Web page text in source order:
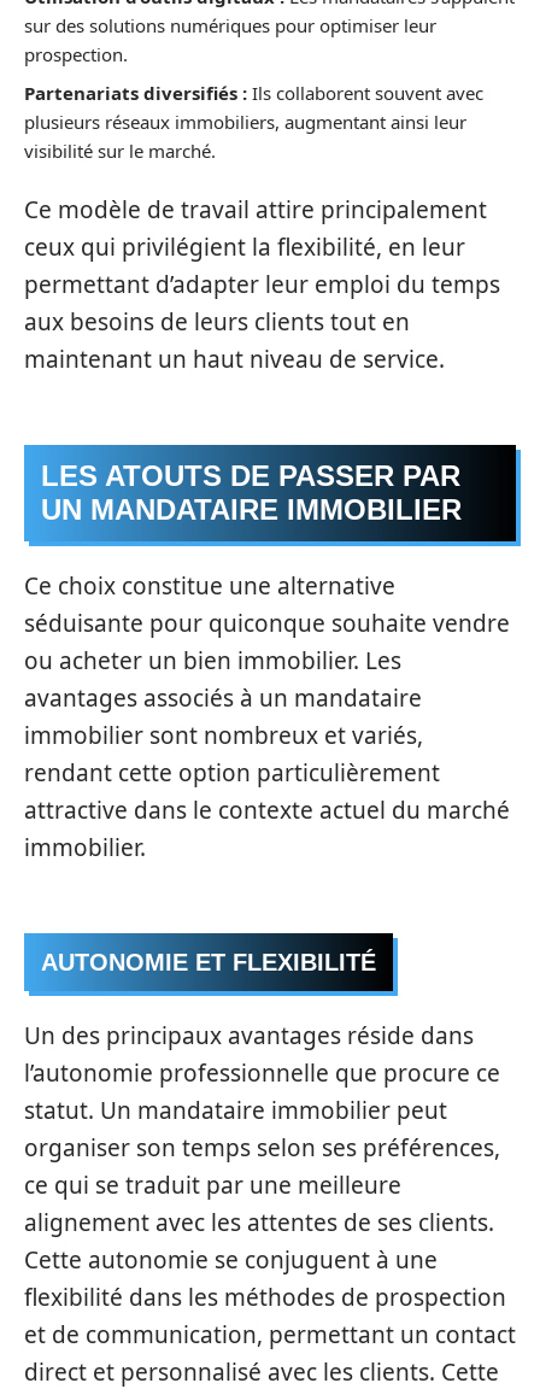
sur des solutions numériques pour optimiser leur
prospection.
Partenariats diversifiés : Ils collaborent souvent avec
plusieurs réseaux immobiliers, augmentant ainsi leur
visibilité sur le marché.
Ce modèle de travail attire principalement
ceux qui privilégient la flexibilité, en leur
permettant d’adapter leur emploi du temps
aux besoins de leurs clients tout en
maintenant un haut niveau de service.
LES ATOUTS DE PASSER PAR
UN MANDATAIRE IMMOBILIER
Ce choix constitue une alternative
séduisante pour quiconque souhaite vendre
ou acheter un bien immobilier. Les
avantages associés à un mandataire
immobilier sont nombreux et variés,
rendant cette option particulièrement
attractive dans le contexte actuel du marché
immobilier.
AUTONOMIE ET FLEXIBILITÉ
Un des principaux avantages réside dans
l’autonomie professionnelle que procure ce
statut. Un mandataire immobilier peut
organiser son temps selon ses préférences,
ce qui se traduit par une meilleure
alignement avec les attentes de ses clients.
Cette autonomie se conjuguent à une
flexibilité dans les méthodes de prospection
et de communication, permettant un contact
direct et personnalisé avec les clients. Cette